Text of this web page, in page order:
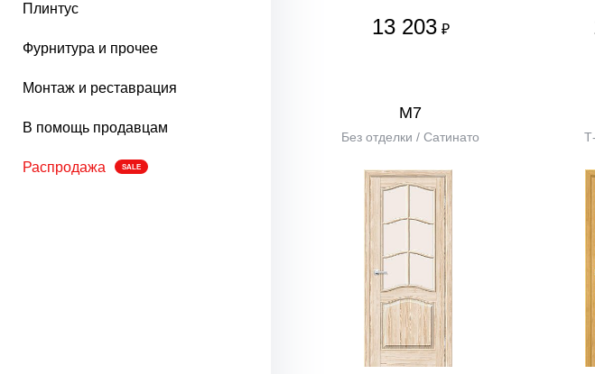
Плинтус
Фурнитура и прочее
Монтаж и реставрация
В помощь продавцам
Распродажа SALE
13 203 ₽
М7
Без отделки / Сатинато